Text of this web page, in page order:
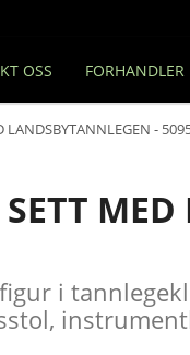
OSS
-
i